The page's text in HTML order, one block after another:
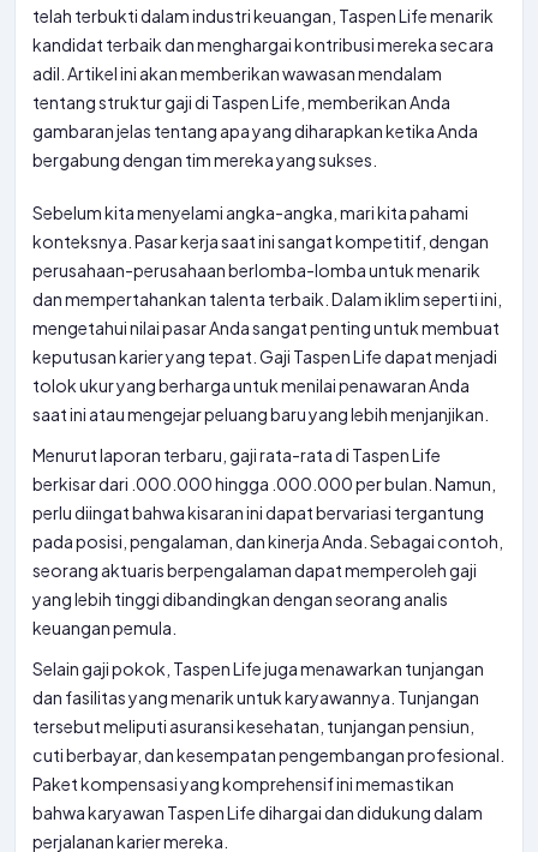
telah terbukti dalam industri keuangan, Taspen Life menarik
kandidat terbaik dan menghargai kontribusi mereka secara
adil. Artikel ini akan memberikan wawasan mendalam
tentang struktur gaji di Taspen Life, memberikan Anda
gambaran jelas tentang apa yang diharapkan ketika Anda
bergabung dengan tim mereka yang sukses.
Sebelum kita menyelami angka-angka, mari kita pahami
konteksnya. Pasar kerja saat ini sangat kompetitif, dengan
perusahaan-perusahaan berlomba-lomba untuk menarik
dan mempertahankan talenta terbaik. Dalam iklim seperti ini,
mengetahui nilai pasar Anda sangat penting untuk membuat
keputusan karier yang tepat. Gaji Taspen Life dapat menjadi
tolok ukur yang berharga untuk menilai penawaran Anda
saat ini atau mengejar peluang baru yang lebih menjanjikan.
Menurut laporan terbaru, gaji rata-rata di Taspen Life
berkisar dari .000.000 hingga .000.000 per bulan. Namun,
perlu diingat bahwa kisaran ini dapat bervariasi tergantung
pada posisi, pengalaman, dan kinerja Anda. Sebagai contoh,
seorang aktuaris berpengalaman dapat memperoleh gaji
yang lebih tinggi dibandingkan dengan seorang analis
keuangan pemula.
Selain gaji pokok, Taspen Life juga menawarkan tunjangan
dan fasilitas yang menarik untuk karyawannya. Tunjangan
tersebut meliputi asuransi kesehatan, tunjangan pensiun,
cuti berbayar, dan kesempatan pengembangan profesional.
Paket kompensasi yang komprehensif ini memastikan
bahwa karyawan Taspen Life dihargai dan didukung dalam
perjalanan karier mereka.